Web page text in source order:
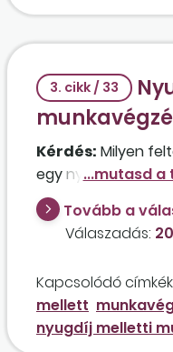
3. cikk / 33
Kérdés: Milyen
egy nyugdíjas
Tovább a
Válaszadás:
Kapcsolódó
mellett
nyugdíj melletti